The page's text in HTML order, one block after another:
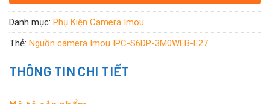
Danh mục: Phụ Kiện Camera Imou
Thẻ: Nguồn camera Imou IPC-S6DP-3M0WEB-E27
THÔNG TIN CHI TIẾT